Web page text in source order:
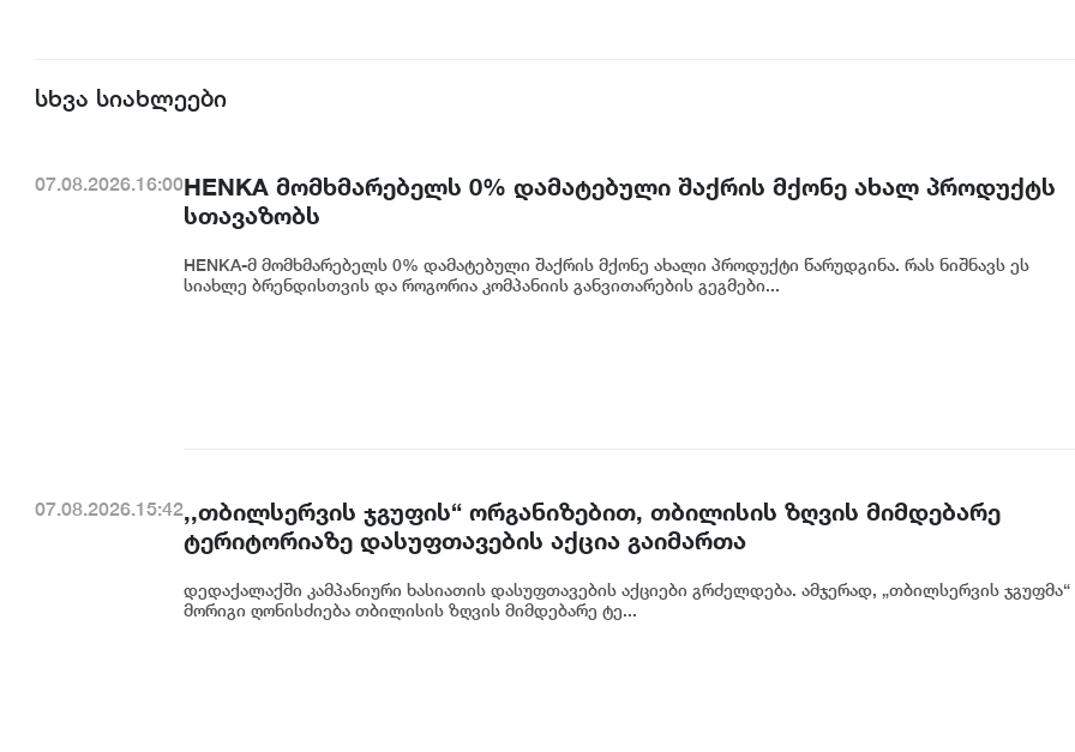
სხვა სიახლეები
07.08.2026.16:00HENKA მომხმარებელს 0% დამატებული შაქრის მქონე ახალ პროდუქტს
სთავაზობს
HENKA-მ მომხმარებელს 0% დამატებული შაქრის მქონე ახალი პროდუქტი წარუდგინა. რას ნიშნავს ეს
სიახლე ბრენდისთვის და როგორია კომპანიის განვითარების გეგმები...
07.08.2026.15:42,,თბილსერვის ჯგუფის“ ორგანიზებით, თბილისის ზღვის მიმდებარე
ტერიტორიაზე დასუფთავების აქცია გაიმართა
დედაქალაქში კამპანიური ხასიათის დასუფთავების აქციები გრძელდება. ამჯერად, „თბილსერვის ჯგუფმა“
მორიგი ღონისძიება თბილისის ზღვის მიმდებარე ტე...